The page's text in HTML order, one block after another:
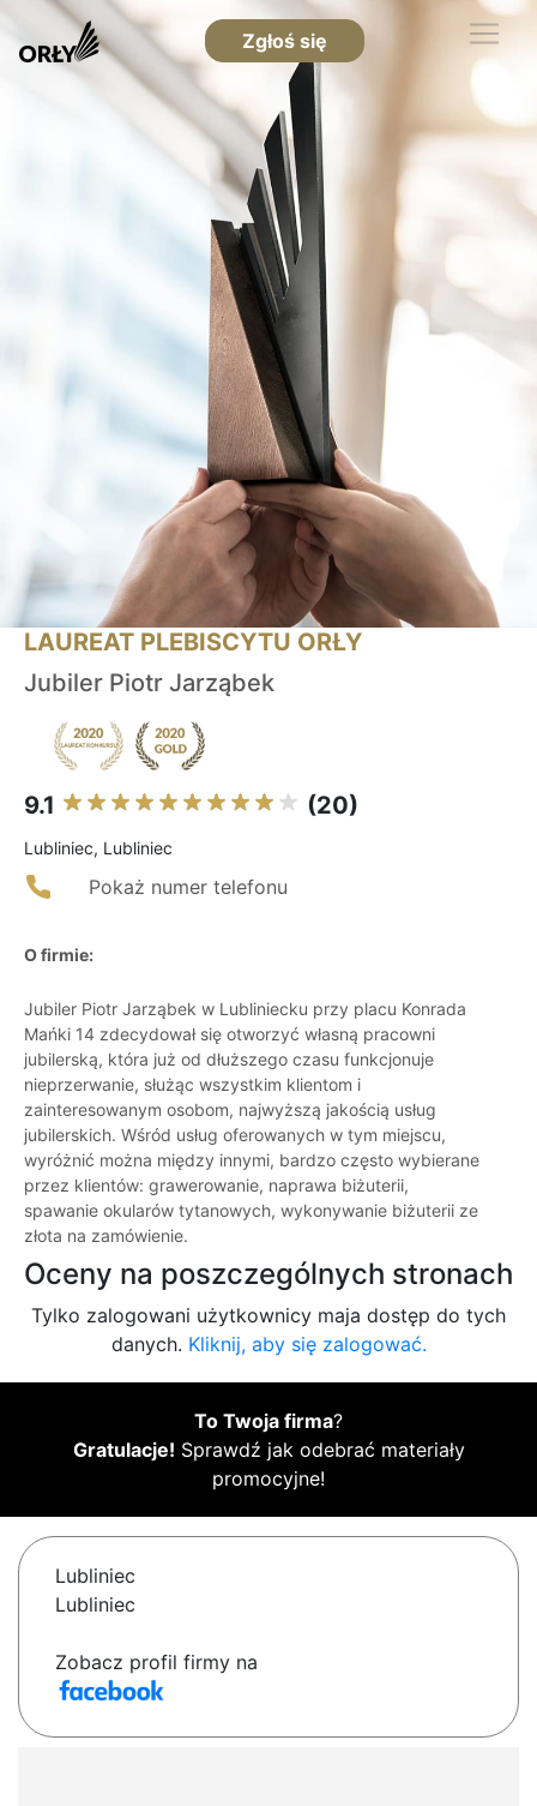
Zgłoś się
LAUREAT PLEBISCYTU ORŁY
Jubiler Piotr Jarząbek
9.1 (20)
Lubliniec, Lubliniec
Pokaż numer telefonu
O firmie:
Jubiler Piotr Jarząbek w Lubliniecku przy placu Konrada
Mańki 14 zdecydował się otworzyć własną pracowni
jubilerską, która już od dłuższego czasu funkcjonuje
nieprzerwanie, służąc wszystkim klientom i
zainteresowanym osobom, najwyższą jakością usług
jubilerskich. Wśród usług oferowanych w tym miejscu,
wyróżnić można między innymi, bardzo często wybierane
przez klientów: grawerowanie, naprawa biżuterii,
spawanie okularów tytanowych, wykonywanie biżuterii ze
złota na zamówienie.
Oceny na poszczególnych stronach
Tylko zalogowani użytkownicy maja dostęp do tych
danych. Kliknij, aby się zalogować.
To Twoja firma?
Gratulacje! Sprawdź jak odebrać materiały
promocyjne!
Lubliniec
Lubliniec
Zobacz profil firmy na